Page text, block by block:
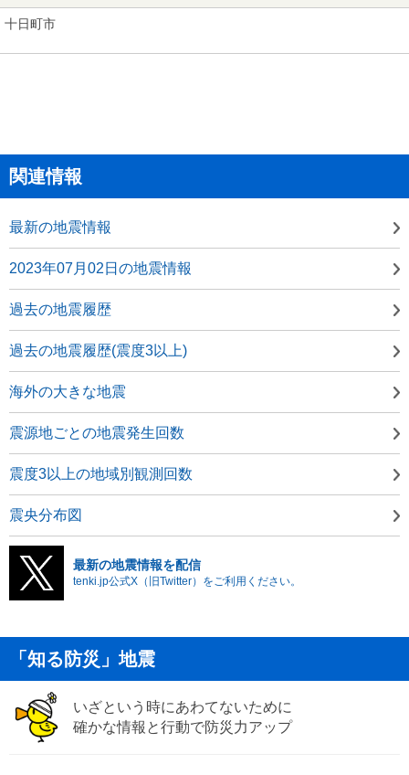
十日町市
関連情報
最新の地震情報
2023年07月02日の地震情報
過去の地震履歴
過去の地震履歴(震度3以上)
海外の大きな地震
震源地ごとの地震発生回数
震度3以上の地域別観測回数
震央分布図
最新の地震情報を配信
tenki.jp公式X（旧Twitter）をご利用ください。
「知る防災」地震
いざという時にあわてないために
確かな情報と行動で防災力アップ